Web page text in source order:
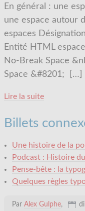
En général : une
une espace autour
espaces
Entité HTML
No-Break Space
Space &#8201;
[…]
Lire la suite
Billets
Une histoire de la
Podcast : Histoire
Pense-bête : la
Quelques règles
Par Alex Gulphe,